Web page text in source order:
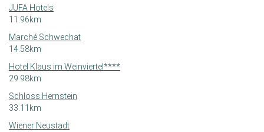
JUFA Hotels
11.96km
Marché Schwechat
14.58km
Hotel Klaus im Weinviertel****
29.98km
Schloss Hernstein
33.11km
Wiener Neustadt